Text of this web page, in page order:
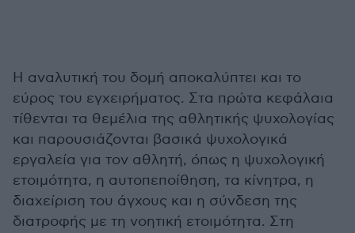
Η αναλυτική του δομή αποκαλύπτει και το
εύρος του εγχειρήματος. Στα πρώτα κεφάλαια
τίθενται τα θεμέλια της αθλητικής ψυχολογίας
και παρουσιάζονται βασικά ψυχολογικά
εργαλεία για τον αθλητή, όπως η ψυχολογική
ετοιμότητα, η αυτοπεποίθηση, τα κίνητρα, η
διαχείριση του άγχους και η σύνδεση της
διατροφής με τη νοητική ετοιμότητα. Στη